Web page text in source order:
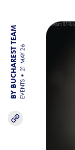
BY BUCHAREST TEAM EVENTS
21 MAY 26